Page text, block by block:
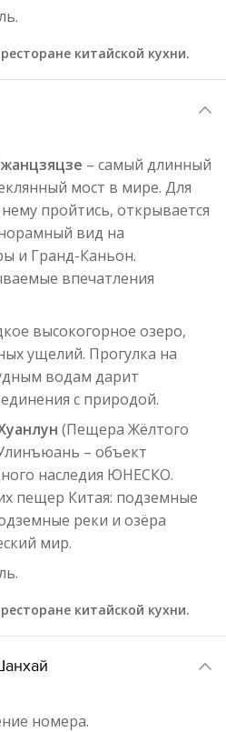
китайской кухни.
– самый длинный
мост в мире. Для
пройтись, открывается
вид на
и Гранд-Каньон.
впечатления
высокогорное озеро,
ущелий. Прогулка на
водам дарит
с природой.
(Пещера Жёлтого
– объект
наследия ЮНЕСКО.
пещер Китая: подземные
реки и озёра
мир.
китайской кухни.
номера.